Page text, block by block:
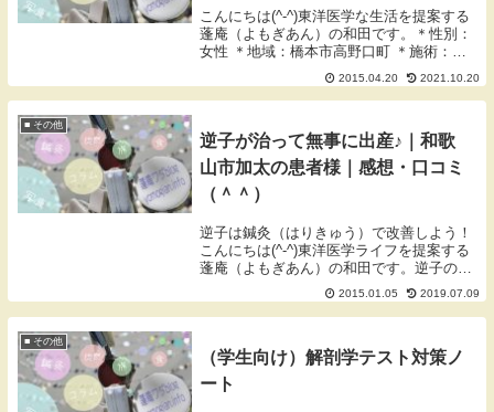
こんにちは(^-^)東洋医学な生活を提案する
蓬庵（よもぎあん）の和田です。＊性別：
女性 ＊地域：橋本市高野口町 ＊施術：鍼
灸治療（初診） ＊症状：腰痛＊施術につい
て色々と話を聞いて頂いて安心して治療を
受けることが出来ました。＊蓬庵について
2015.04.20 2021.10.20
■ その他
逆子が治って無事に出産♪｜和歌
山市加太の患者様｜感想・口コミ
（＾＾）
逆子は鍼灸（はりきゅう）で改善しよう！
こんにちは(^-^)東洋医学ライフを提案する
蓬庵（よもぎあん）の和田です。逆子の施
術をした患者様から、無事に出産されたと
メールがありました。なんとか助産院で出
産したいという希望があり、逆子がなおっ
2015.01.05 2019.07.09
■ その他
（学生向け）解剖学テスト対策ノ
ート